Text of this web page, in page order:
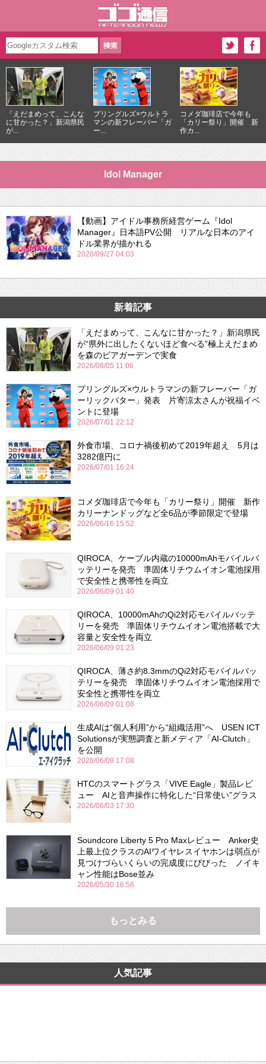
「えだまめって、こんな
に甘かった？」新潟県民
が...
プリングルズ×ウルトラ
マンの新フレーバー「ガ
ー...
コメダ珈琲店で今年も
「カリー祭り」開催 新
作カ...
Idol Manager
【動画】アイドル事務所経営ゲーム『Idol
Manager』日本語PV公開 リアルな日本のアイ
ドル業界が描かれる
2020/09/27 04:03
新着記事
「えだまめって、こんなに甘かった？」新潟県民
が“県外に出したくないほど食べる”極上えだまめ
を森のビアガーデンで実食
2026/08/05 11:06
プリングルズ×ウルトラマンの新フレーバー「ガ
ーリックバター」発表 片寄涼太さんが祝福イベ
ントに登場
2026/07/01 22:12
外食市場、コロナ禍後初めて2019年超え 5月は
3282億円に
2026/07/01 16:24
コメダ珈琲店で今年も「カリー祭り」開催 新作
カリーナンドッグなど全6品が季節限定で登場
2026/06/16 15:52
QIROCA、ケーブル内蔵の10000mAhモバイルバ
ッテリーを発売 準固体リチウムイオン電池採用
で安全性と携帯性を両立
2026/06/09 01:40
QIROCA、10000mAhのQi2対応モバイルバッテ
リーを発売 準固体リチウムイオン電池搭載で大
容量と安全性を両立
2026/06/09 01:23
QIROCA、薄さ約8.3mmのQi2対応モバイルバッ
テリーを発売 準固体リチウムイオン電池採用で
安全性と携帯性を両立
2026/06/09 01:08
生成AIは“個人利用”から“組織活用”へ USEN ICT
Solutionsが実態調査と新メディア「AI-Clutch」
を公開
2026/06/08 17:08
HTCのスマートグラス「VIVE Eagle」製品レビ
ュー AIと音声操作に特化した“日常使い”グラス
2026/06/03 17:30
Soundcore Liberty 5 Pro Maxレビュー Anker史
上最上位クラスのAIワイヤレスイヤホンは弱点が
見つけづらいくらいの完成度にびびった ノイキ
ャン性能はBose並み
2026/05/30 16:56
もっとみる
人気記事